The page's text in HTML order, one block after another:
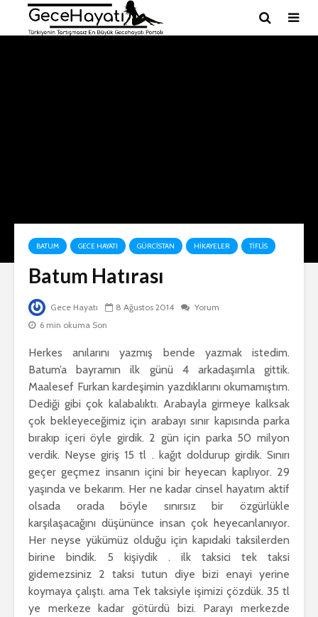
BATUM GECE HAYATI GÜRCISTAN HIKAYELER TIFLIS
Batum Hatırası
Gece Hayatı 8 Ağustos 2014
Yorum
6 min okuma Son
Herkes anılarını yazmış bende yazmak istedim.
Batum’a bayramın ilk günü 4 arkadaşımla gittik.
Maalesef Furkan kardeşimin yazdıklarını okumamıştım.
Dediği gibi çok kalabalıktı. Arabayla girmeye kalksak
çok bekleyeceğimiz için arabayı sınır kapısında parka
bırakıp içeri öyle girdik. 2 gün için parka 50 milyon
verdik. Neyse giriş 15 tl . kağıt doldurup girdik. Sınırı
geçer geçmez insanın içini bir heyecan kaplıyor. 29
yaşında ve bekarım. Her ne kadar cinsel hayatım aktif
olsada orada böyle sınırsız bir özgürlükle
karşılaşacağını düşününce insan çok heyecanlanıyor.
Her neyse yükümüz olduğu için kapıdaki taksilerden
birine bindik. 5 kişiydik . ilk taksici tek taksi
gidemezsiniz 2 taksi tutun diye bizi enayi yerine
koymaya çalıştı. ama Tek taksiyle işimizi çözdük. 35 tl
ye merkeze kadar götürdü bizi. Parayı merkezde